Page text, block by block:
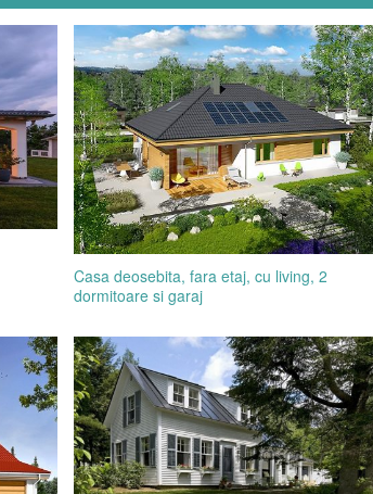
Casa deosebita, fara etaj, cu living, 2
dormitoare si garaj